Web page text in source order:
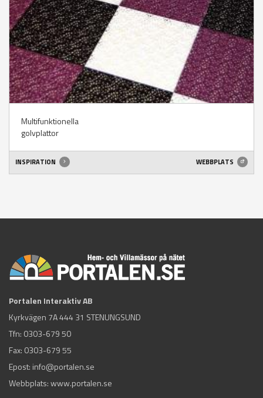
Multifunktionella
golvplattor
INSPIRATION WEBBPLATS
Portalen Interaktiv AB
Kyrkvägen 7A 444 31 STENUNGSUND
Tfn: 0303-679 50
Fax: 0303-679 55
Epost: info@portalen.se
Webbplats: www.portalen.se